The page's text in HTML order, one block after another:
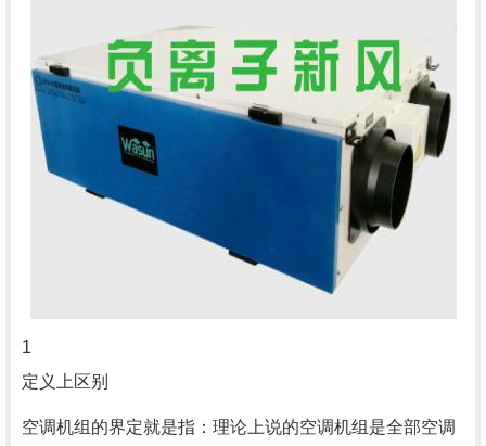
1
定义上区别
空调机组的界定就是指：理论上说的空调机组是全部空调